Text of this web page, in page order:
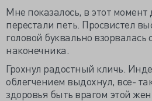
Мне показалось, в этот
перестали петь. Просвистел
головой буквально взорвалась
наконечника.
Грохнул радостный кличь.
облегчением выдохнул, все-
здоровья быть врагом этой